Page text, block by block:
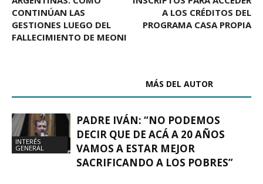
CONTINÚAN LAS
GESTIONES LUEGO DEL
FALLECIMIENTO DE MEONI
A LOS CRÉDITOS DEL
PROGRAMA CASA PROPIA
MÁS DEL AUTOR
INTERÉS
GENERAL
PADRE IVÁN: “NO PODEMOS
DECIR QUE DE ACÁ A 20 AÑOS
VAMOS A ESTAR MEJOR
SACRIFICANDO A LOS POBRES”